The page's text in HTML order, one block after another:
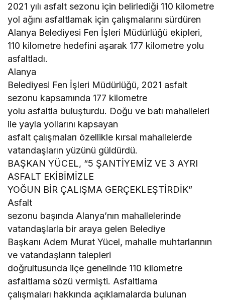
2021 yılı asfalt sezonu için belirlediği 110 kilometre
yol ağını asfaltlamak için çalışmalarını sürdüren
Alanya Belediyesi Fen İşleri Müdürlüğü ekipleri,
110 kilometre hedefini aşarak 177 kilometre yolu
asfaltladı.
Alanya
Belediyesi Fen İşleri Müdürlüğü, 2021 asfalt
sezonu kapsamında 177 kilometre
yolu asfaltla buluşturdu. Doğu ve batı mahalleleri
ile yayla yollarını kapsayan
asfalt çalışmaları özellikle kırsal mahallelerde
vatandaşların yüzünü güldürdü.
BAŞKAN YÜCEL, “5 ŞANTİYEMİZ VE 3 AYRI
ASFALT EKİBİMİZLE
YOĞUN BİR ÇALIŞMA GERÇEKLEŞTİRDİK”
Asfalt
sezonu başında Alanya’nın mahallelerinde
vatandaşlarla bir araya gelen Belediye
Başkanı Adem Murat Yücel, mahalle muhtarlarının
ve vatandaşların talepleri
doğrultusunda ilçe genelinde 110 kilometre
asfaltlama sözü vermişti. Asfaltlama
çalışmaları hakkında açıklamalarda bulunan